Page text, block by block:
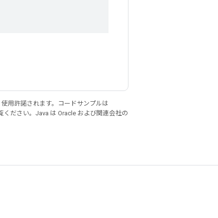
用許諾されます。コードサンプルは
ください。Java は Oracle および関連会社の